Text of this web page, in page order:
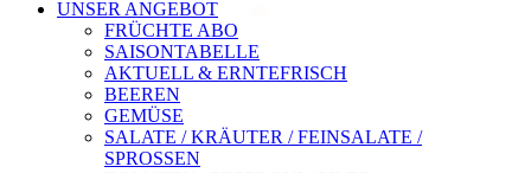
UNSER ANGEBOT
FRÜCHTE ABO
SAISONTABELLE
AKTUELL & ERNTEFRISCH
BEEREN
GEMÜSE
SALATE / KRÄUTER / FEINSALATE /
SPROSSEN